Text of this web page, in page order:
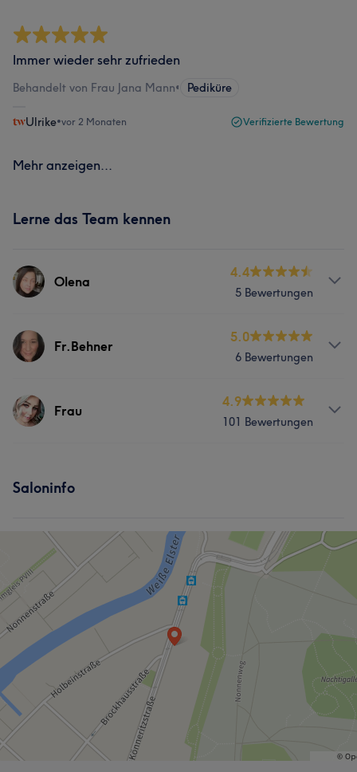
Immer wieder sehr zufrieden
Behandelt von Frau Jana Mann• Pediküre
Ulrike•vor 2 Monaten Verifizierte Bewertung
Mehr anzeigen...
Lerne das Team kennen
Olena
4.4
5 Bewertungen
Services
Fr.Behner
5.0
6 Bewertungen
Services
Frau
4.9
101 Bewertungen
Haarentfernung
Was unsere Kunden über Frau sagen
Herzlich 9 Kompetent
Saloninfo